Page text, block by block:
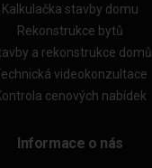
Kalkulačka stavby domu
Rekonstrukce bytů
a rekonstrukce domů
videokonzultace
cenových nabídek
Informace o nás